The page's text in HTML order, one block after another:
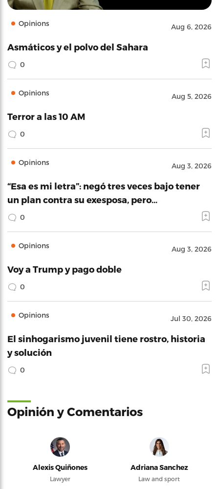
Opinions Aug 6, 2026
Asmáticos y el polvo del Sahara
0
Opinions Aug 5, 2026
Terror a las 10 AM
0
Opinions Aug 3, 2026
“Esa es mi letra”: negó tres veces bajo tener
un plan contra su exesposa, pero…
0
Opinions Aug 3, 2026
Voy a Trump y pago doble
0
Opinions Jul 30, 2026
El sinhogarismo juvenil tiene rostro, historia
y solución
0
Opinión y Comentarios
Alexis Quiñones
Lawyer
Adriana Sanchez
Law and sport